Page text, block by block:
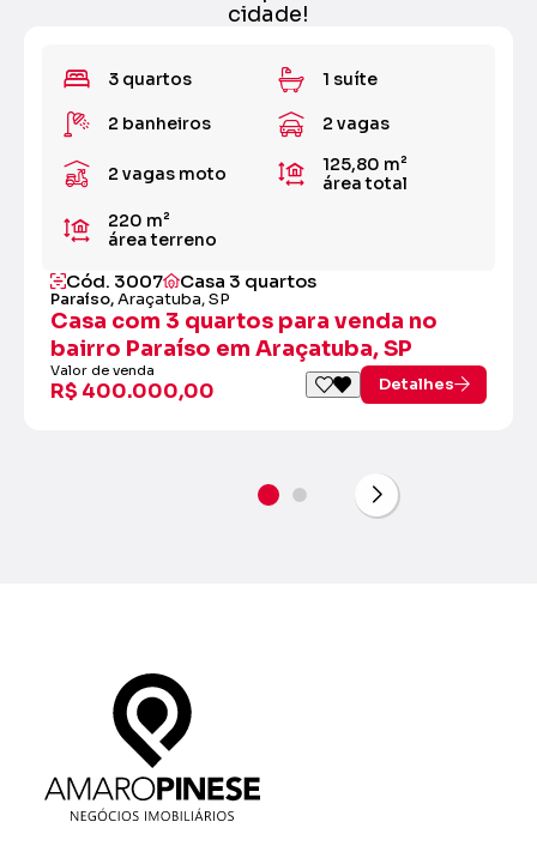
cidade!
3 quartos 1 suíte
2 banheiros 2 vagas
2 vagas moto
125,80 m²
área total
220 m²
área terreno
Cód. 3007 Casa 3 quartos
Paraíso,Araçatuba, SP
Casa com 3 quartos para venda no
bairro Paraíso em Araçatuba, SP
Valor de venda
R$ 400.000,00 Detalhes